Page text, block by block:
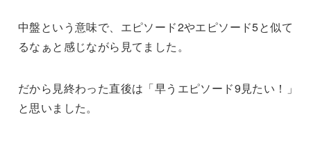
中盤という意味で、エピソード2やエピソード5と似て
るなぁと感じながら見てました。
だから見終わった直後は「早うエピソード9見たい！」
と思いました。